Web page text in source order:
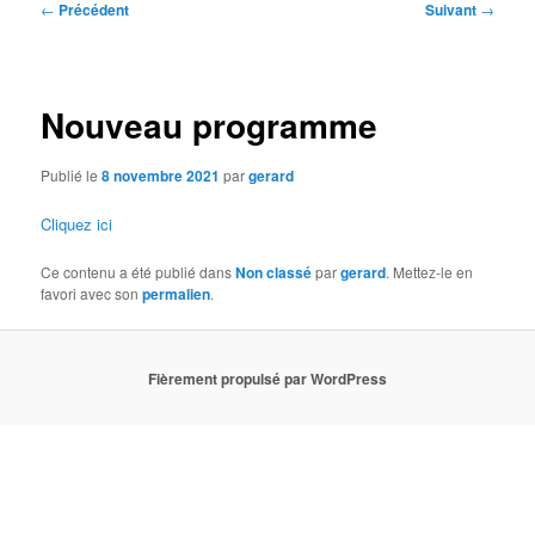
Navigation
← Précédent Suivant →
Nouveau programme
Publié le8 novembre 2021 pargerard
Cliquez ici
Ce contenu a été publié dansNon classépargerard. Mettez-le en
favori avec sonpermalien.
Fièrement propulsé par WordPress